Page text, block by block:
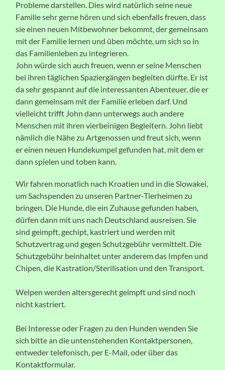
Probleme darstellen. Dies wird natürlich seine neue
Familie sehr gerne hören und sich ebenfalls freuen, dass
sie einen neuen Mitbewohner bekommt, der gemeinsam
mit der Familie lernen und üben möchte, um sich so in
das Familienleben zu integrieren.
John würde sich auch freuen, wenn er seine Menschen
bei ihren täglichen Spaziergängen begleiten dürfte. Er ist
da sehr gespannt auf die interessanten Abenteuer, die er
dann gemeinsam mit der Familie erleben darf. Und
vielleicht trifft John dann unterwegs auch andere
Menschen mit ihren vierbeinigen Begleitern. John liebt
nämlich die Nähe zu Artgenossen und freut sich, wenn
er einen neuen Hundekumpel gefunden hat, mit dem er
dann spielen und toben kann.
Wir fahren monatlich nach Kroatien und in die Slowakei,
um Sachspenden zu unseren Partner-Tierheimen zu
bringen. Die Hunde, die ein Zuhause gefunden haben,
dürfen dann mit uns nach Deutschland ausreisen. Sie
sind geimpft, gechipt, kastriert und werden mit
Schutzvertrag und gegen Schutzgebühr vermittelt. Die
Schutzgebühr beinhaltet unter anderem das Impfen und
Chipen, die Kastration/Sterilisation und den Transport.
Welpen werden altersgerecht geimpft und sind noch
nicht kastriert.
Bei Interesse oder Fragen zu den Hunden wenden Sie
sich bitte an die untenstehenden Kontaktpersonen,
entweder telefonisch, per E-Mail, oder über das
Kontaktformular.